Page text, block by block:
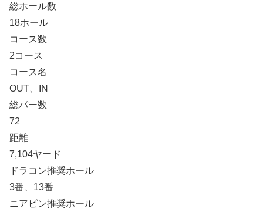
総ホール数
18ホール
コース数
2コース
コース名
OUT、IN
総パー数
72
距離
7,104ヤード
ドラコン推奨ホール
3番、13番
ニアピン推奨ホール